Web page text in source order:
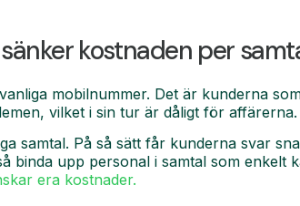
kostnaden per
mobilnummer. Det är kunderna
vilket i sin tur är dåligt för affärerna.
samtal. På så sätt får kunderna svar
binda upp personal i samtal som enkelt
era kostnader.